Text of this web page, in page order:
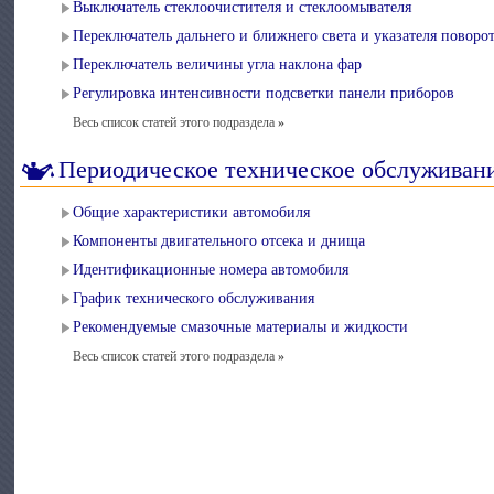
Выключатель стеклоочистителя и стеклоомывателя
Переключатель дальнего и ближнего света и указателя
Переключатель величины угла наклона фар
Регулировка интенсивности подсветки панели приборов
Весь список статей этого подраздела»
Периодическое техническое
Общие характеристики автомобиля
Компоненты двигательного отсека и днища
Идентификационные номера автомобиля
График технического обслуживания
Рекомендуемые смазочные материалы и жидкости
Весь список статей этого подраздела»